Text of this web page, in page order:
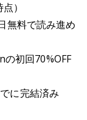
）
無料で読み進め
初回70%OFF
に完結済み